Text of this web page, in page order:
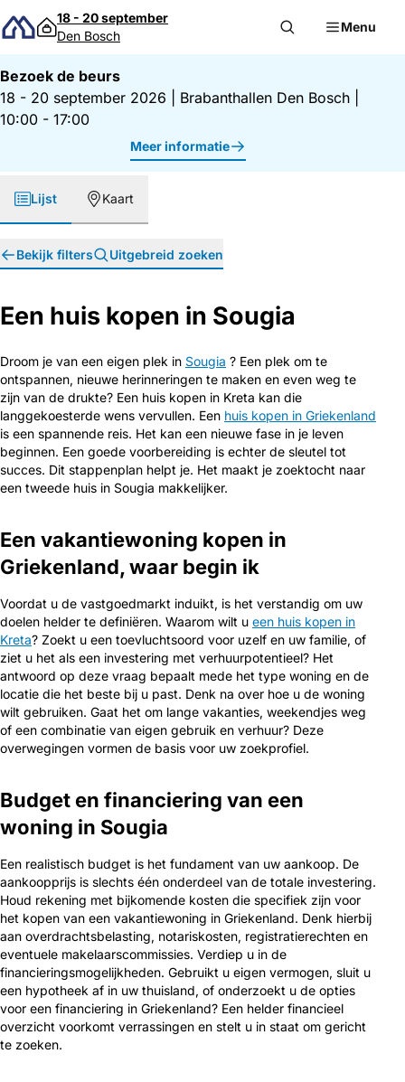
Direct naar inhoud
18 - 20 september
Den Bosch
Menu
Bezoek de beurs
18 - 20 september 2026
Brabanthallen Den Bosch
10:00 - 17:00
Meer informatie
Lijst Kaart
Bekijk filters Uitgebreid zoeken
Een huis kopen in Sougia
Droom je van een eigen plek in Sougia ? Een plek om te
ontspannen, nieuwe herinneringen te maken en even weg te
zijn van de drukte? Een huis kopen in Kreta kan die
langgekoesterde wens vervullen. Een huis kopen in Griekenland
is een spannende reis. Het kan een nieuwe fase in je leven
beginnen. Een goede voorbereiding is echter de sleutel tot
succes. Dit stappenplan helpt je. Het maakt je zoektocht naar
een tweede huis in Sougia makkelijker.
Een vakantiewoning kopen in
Griekenland, waar begin ik
Voordat u de vastgoedmarkt induikt, is het verstandig om uw
doelen helder te definiëren. Waarom wilt u een huis kopen in
Kreta? Zoekt u een toevluchtsoord voor uzelf en uw familie, of
ziet u het als een investering met verhuurpotentieel? Het
antwoord op deze vraag bepaalt mede het type woning en de
locatie die het beste bij u past. Denk na over hoe u de woning
wilt gebruiken. Gaat het om lange vakanties, weekendjes weg
of een combinatie van eigen gebruik en verhuur? Deze
overwegingen vormen de basis voor uw zoekprofiel.
Budget en financiering van een
woning in Sougia
Een realistisch budget is het fundament van uw aankoop. De
aankoopprijs is slechts één onderdeel van de totale investering.
Houd rekening met bijkomende kosten die specifiek zijn voor
het kopen van een vakantiewoning in Griekenland. Denk hierbij
aan overdrachtsbelasting, notariskosten, registratierechten en
eventuele makelaarscommissies. Verdiep u in de
financieringsmogelijkheden. Gebruikt u eigen vermogen, sluit u
een hypotheek af in uw thuisland, of onderzoekt u de opties
voor een financiering in Griekenland? Een helder financieel
overzicht voorkomt verrassingen en stelt u in staat om gericht
te zoeken.